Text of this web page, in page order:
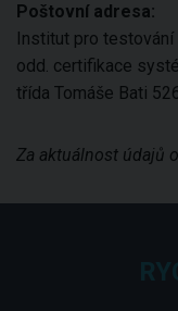
Poštovní adresa:
Institut pro testování
odd. certifikace
třída Tomáše Bati
Za aktuálnost údajů